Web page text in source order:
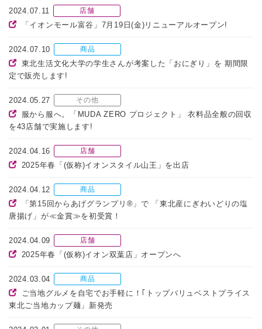
2024.07.11 店舗
「イオンモール富谷」7月19日(金)リニューアルオープン!
2024.07.10 商品
東北生活文化大学の学生さんが考案した「おにぎり」を 期間限
定で販売します!
2024.05.27 その他
服から服へ。「MUDA ZERO プロジェクト」 衣料品全般の回収
を43店舗で実施します!
2024.04.16 店舗
2025年春「(仮称)イオンスタイル山王」を出店
2024.04.12 商品
「第15回からあげグランプリ®」で 「東北産にぎわいどりの塩
唐揚げ」が≪金賞≫を初受賞！
2024.04.09 店舗
2025年春「(仮称)イオン双葉店」オープンへ
2024.03.04 商品
ご当地グルメを自宅でお手軽に！｢トップバリュベストプライス
東北ご当地カップ麺」新発売